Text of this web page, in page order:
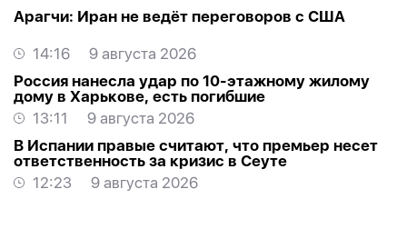
Арагчи: Иран не ведёт переговоров с США
14:16
9 августа 2026
Россия нанесла удар по 10-этажному жилому
дому в Харькове, есть погибшие
13:11
9 августа 2026
В Испании правые считают, что премьер несет
ответственность за кризис в Сеуте
12:23
9 августа 2026